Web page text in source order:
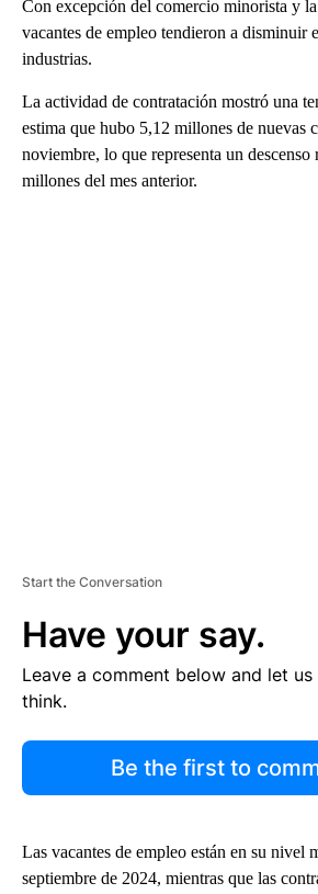
Con excepción del comercio minorista y
vacantes de empleo tendieron a disminuir
industrias.
La actividad de contratación mostró una
estima que hubo 5,12 millones de nuevas
noviembre, lo que representa un descenso
millones del mes anterior.
Start the Conversation
Have your say.
Leave a comment below and let
think.
Be the first to
Las vacantes de empleo están en su nivel
septiembre de 2024, mientras que las